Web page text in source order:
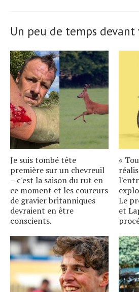
Un peu de temps devant
Je suis tombé tête
première sur un chevreuil
– c'est la saison du rut en
ce moment et les coureurs
de gravier britanniques
devraient en être
conscients.
«
Le
et